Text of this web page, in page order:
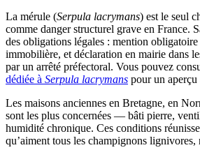
La mérule (Serpula lacrymans) est le seul
comme danger structurel grave en France.
des obligations légales : mention obligatoire
immobilière, et déclaration en mairie dans
par un arrêté préfectoral. Vous pouvez
dédiée à Serpula lacrymans pour un
Les maisons anciennes en Bretagne, en
sont les plus concernées — bâti pierre,
humidité chronique. Ces conditions
qu’aiment tous les champignons lignivores,